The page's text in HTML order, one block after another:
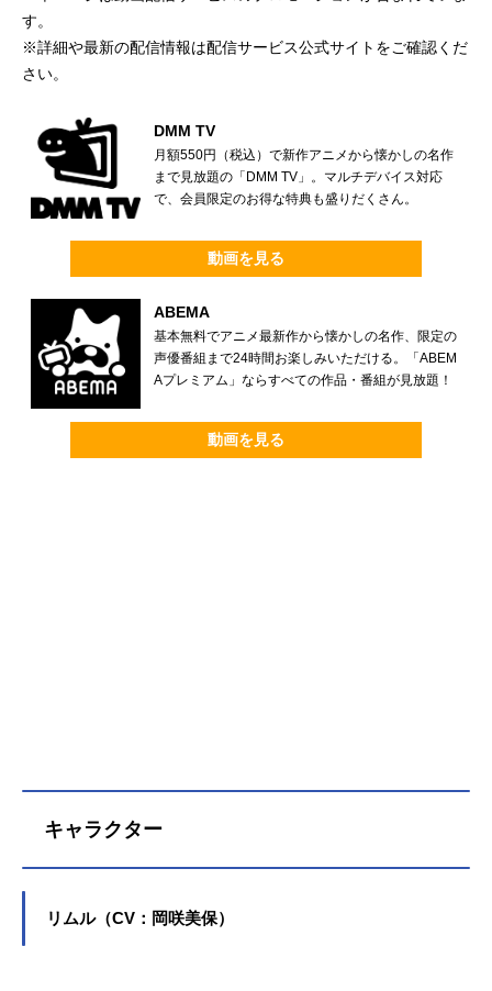
す。
※詳細や最新の配信情報は配信サービス公式サイトをご確認くだ
さい。
DMM TV
月額550円（税込）で新作アニメから懐かしの名作
まで見放題の「DMM TV」。マルチデバイス対応
で、会員限定のお得な特典も盛りだくさん。
動画を見る
ABEMA
基本無料でアニメ最新作から懐かしの名作、限定の
声優番組まで24時間お楽しみいただける。「ABEM
Aプレミアム」ならすべての作品・番組が見放題！
動画を見る
キャラクター
リムル（CV：岡咲美保）